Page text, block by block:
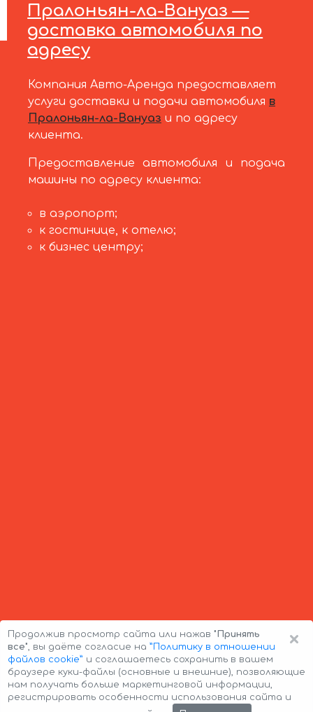
Пралоньян-ла-Вануаз —
доставка автомобиля по
адресу
Компания Авто-Аренда предоставляет
услуги доставки и подачи автомобиля в
Пралоньян-ла-Вануаз и по адресу
клиента.
Предоставление автомобиля и подача
машины по адресу клиента:
в аэропорт;
к гостинице, к отелю;
к бизнес центру;
×
Продолжив просмотр сайта или нажав "Принять
все", вы даёте согласие на ”Политику в отношении
файлов cookie” и соглашаетесь сохранить в вашем
браузере куки-файлы (основные и внешние), позволяющие
нам получать больше маркетинговой информации,
регистрировать особенности использования сайта и